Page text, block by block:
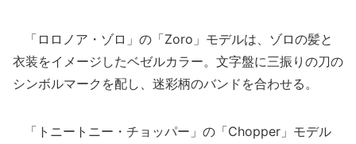
「ロロノア・ゾロ」の「Zoro」モデルは、ゾロの髪と
衣装をイメージしたベゼルカラー。文字盤に三振りの刀の
シンボルマークを配し、迷彩柄のバンドを合わせる。
「トニートニー・チョッパー」の「Chopper」モデル